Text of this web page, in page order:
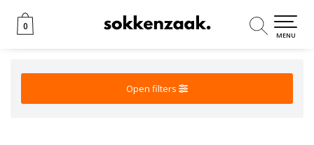
0
0
MENU
Open filters